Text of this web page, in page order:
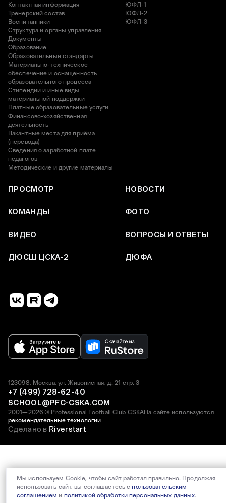
Контактная информация
Тренерский состав
Воспитанники
Структура и органы управления
Документы
Образование
Образовательные стандарты
Материально-техническое
обеспечение и оснащенность
образовательного процесса
Стипендии и иные виды
материальной поддержки
Платные образовательные услуги
Финансово-хозяйственная
деятельность
Вакантные места для приёма
(перевода)
Сведения о заработной плате
педагогов
Методические и другие материалы
ЮФЛ-1
ЮФЛ-2
ЮФЛ-3
ПРОСМОТР НОВОСТИ
КОМАНДЫ ФОТО
ВИДЕО ВОПРОСЫ И ОТВЕТЫ
ДЮСШ ЦСКА-2 ДЮФА
2001—2026 © Professional Football Club CSKAНа сайте используются
рекомендательные технологии
123098, Москва, ул. Живописная, д. 21 стр. 3
+7 (499) 728-62-40
SCHOOL@PFC-CSKA.COM
Сделано в Riverstart
Мы используем Cookie, чтобы сайт работал правильно. Продолжая
использовать сайт, вы соглашаетесь спользовательским
соглашением и политикой обработки персональных данных.